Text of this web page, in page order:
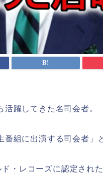
躍してきた名司会者。
番組に出演する司会者」
・レコーズに認定された